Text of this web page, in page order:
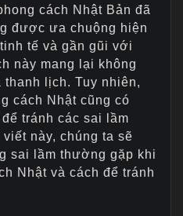
cách Nhật Bản đã
được ưa chuộng hiện
tế và gần gũi với
này mang lại không
lịch. Tuy nhiên,
cách Nhật cũng có
tránh các sai lầm
này, chúng ta sẽ
sai lầm thường gặp khi
Nhật và cách để tránh